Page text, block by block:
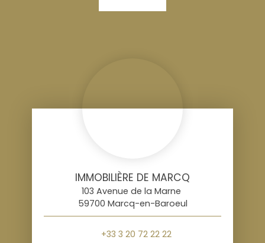
IMMOBILIÈRE DE MARCQ
103 Avenue de la Marne
59700 Marcq-en-Baroeul
+33 3 20 72 22 22